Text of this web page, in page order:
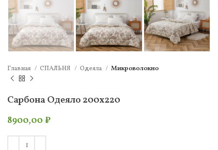
Главная СПАЛЬНЯ Одеяла Микроволокно
Сарбона Одеяло 200х220
8900,00 ₽